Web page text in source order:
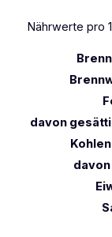
Nährwerte pro
davon
davon